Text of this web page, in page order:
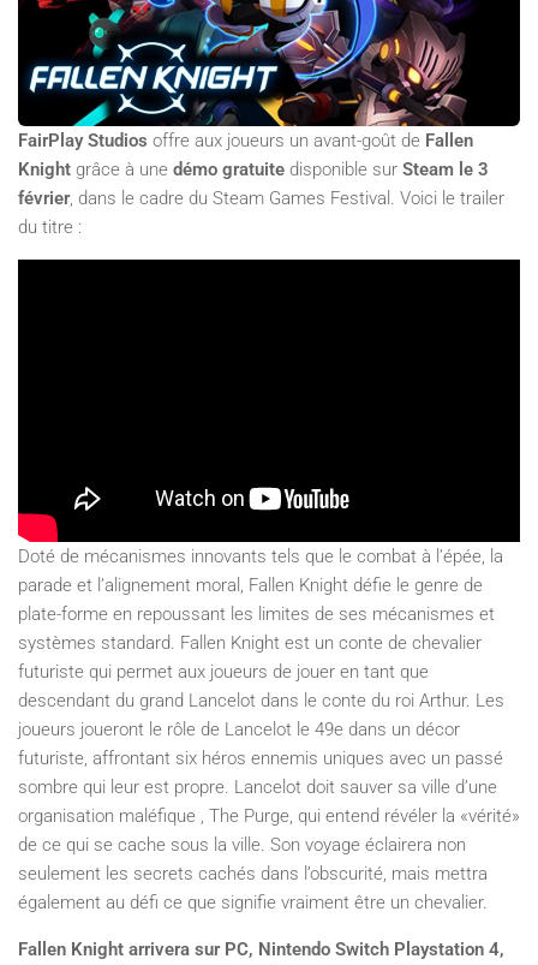
FairPlay Studios offre aux joueurs un avant-goût de Fallen
Knight grâce à une démo gratuite disponible sur Steam le 3
février, dans le cadre du Steam Games Festival. Voici le trailer
du titre :
Doté de mécanismes innovants tels que le combat à l’épée, la
parade et l’alignement moral, Fallen Knight défie le genre de
plate-forme en repoussant les limites de ses mécanismes et
systèmes standard. Fallen Knight est un conte de chevalier
futuriste qui permet aux joueurs de jouer en tant que
descendant du grand Lancelot dans le conte du roi Arthur. Les
joueurs joueront le rôle de Lancelot le 49e dans un décor
futuriste, affrontant six héros ennemis uniques avec un passé
sombre qui leur est propre. Lancelot doit sauver sa ville d’une
organisation maléfique , The Purge, qui entend révéler la «vérité»
de ce qui se cache sous la ville. Son voyage éclairera non
seulement les secrets cachés dans l’obscurité, mais mettra
également au défi ce que signifie vraiment être un chevalier.
Fallen Knight arrivera sur PC, Nintendo Switch Playstation 4,